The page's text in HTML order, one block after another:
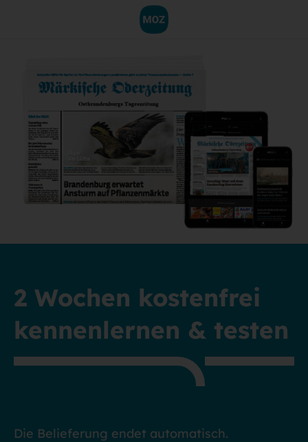
2 Wochen kostenfrei
kennenlernen & testen
Die Belieferung endet automatisch.